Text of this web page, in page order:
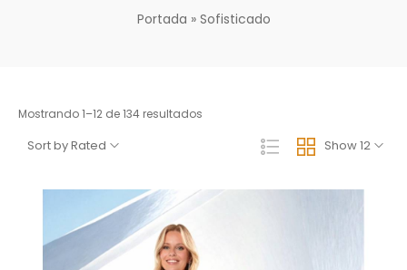
Portada » Sofisticado
Mostrando 1–12 de 134 resultados
Show 12
Sort by Rated